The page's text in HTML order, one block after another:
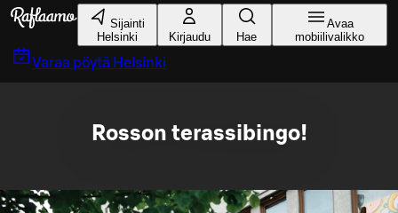
Siirry pääsisältöön
Sijainti
Helsinki
Kirjaudu Hae
Avaa
mobiilivalikko
Varaa pöytä Helsinki
Rosson terassibingo!